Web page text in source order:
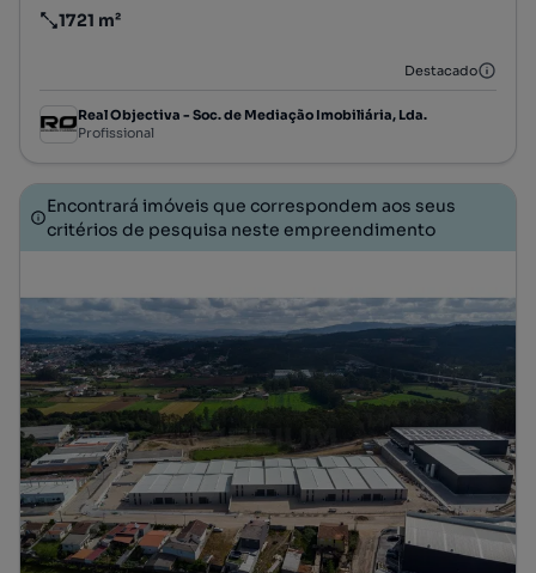
Preço por metro quadrado
1721 m²
Destacado
Real Objectiva - Soc. de Mediação Imobiliária, Lda.
Profissional
Encontrará imóveis que correspondem aos seus
critérios de pesquisa neste empreendimento